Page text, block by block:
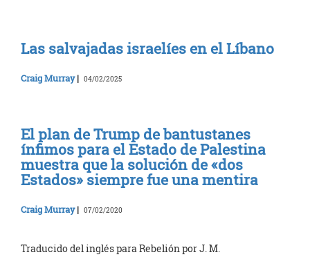
Las salvajadas israelíes en el Líbano
Craig Murray| 04/02/2025
El plan de Trump de bantustanes
ínfimos para el Estado de Palestina
muestra que la solución de «dos
Estados» siempre fue una mentira
Craig Murray| 07/02/2020
Traducido del inglés para Rebelión por J. M.